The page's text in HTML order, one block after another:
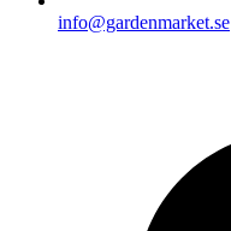
info@gardenmarket.se